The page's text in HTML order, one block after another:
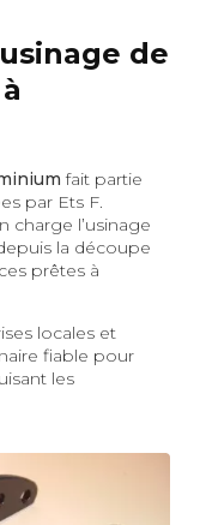
de
fait partie
par Ets F.
charge l’usinage
la découpe
prêtes à
locales et
fiable pour
les